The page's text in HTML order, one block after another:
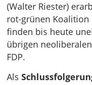
(Walter Riester)
rot-grünen Koalition
finden bis heute
übrigen
FDP.
Als